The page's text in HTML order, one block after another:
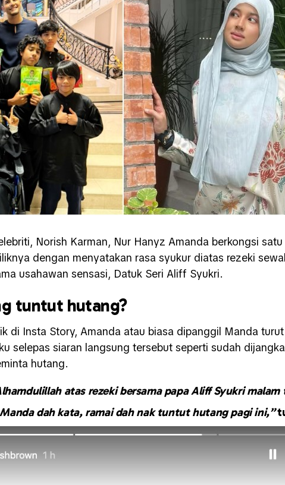
Norish Karman, Nur Hanyz Amanda berkongsi
dengan menyatakan rasa syukur diatas rezeki
usahawan sensasi, Datuk Seri Aliff Syukri.
tuntut hutang?
di Insta Story, Amanda atau biasa dipanggil Manda
selepas siaran langsung tersebut seperti sudah
hutang.
atas rezeki bersama papa Aliff Syukri malam
Manda dah kata, ramai dah nak tuntut hutang pagi ini,”